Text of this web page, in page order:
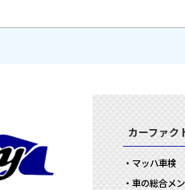
カーファク
マッハ車検
車の総合メ